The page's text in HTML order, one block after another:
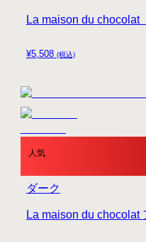
¥5,508 (税込)
La maison du chocolat
人気
La maison du chocolat
ダーク